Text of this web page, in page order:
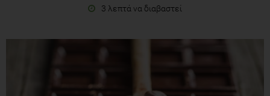
3 λεπτά να διαβαστεί